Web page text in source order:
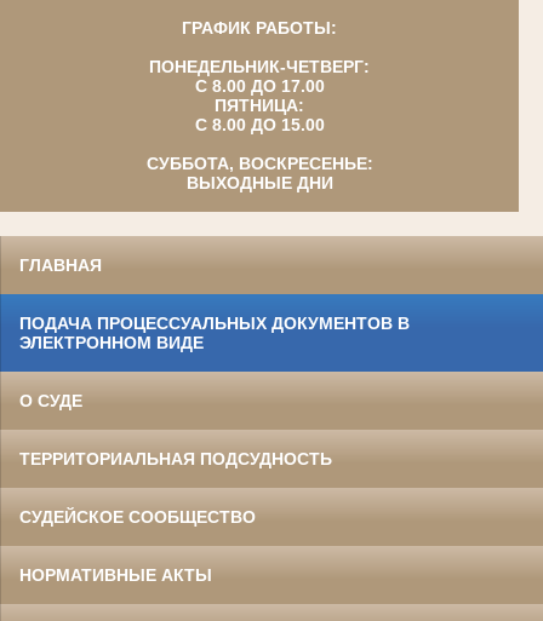
ГРАФИК РАБОТЫ:
ПОНЕДЕЛЬНИК-ЧЕТВЕРГ:
С 8.00 ДО 17.00
ПЯТНИЦА:
С 8.00 ДО 15.00
СУББОТА, ВОСКРЕСЕНЬЕ:
ВЫХОДНЫЕ ДНИ
ГЛАВНАЯ
ПОДАЧА ПРОЦЕССУАЛЬНЫХ ДОКУМЕНТОВ В
ЭЛЕКТРОННОМ ВИДЕ
О СУДЕ
ТЕРРИТОРИАЛЬНАЯ ПОДСУДНОСТЬ
СУДЕЙСКОЕ СООБЩЕСТВО
НОРМАТИВНЫЕ АКТЫ